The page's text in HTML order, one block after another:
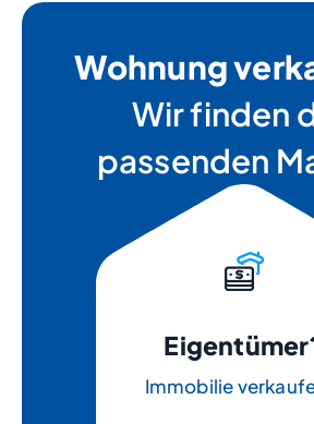
Wohnung
Wir finden
passenden
Immobilie